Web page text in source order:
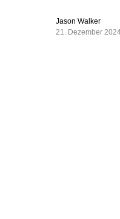
Jason Walker
21. Dezember